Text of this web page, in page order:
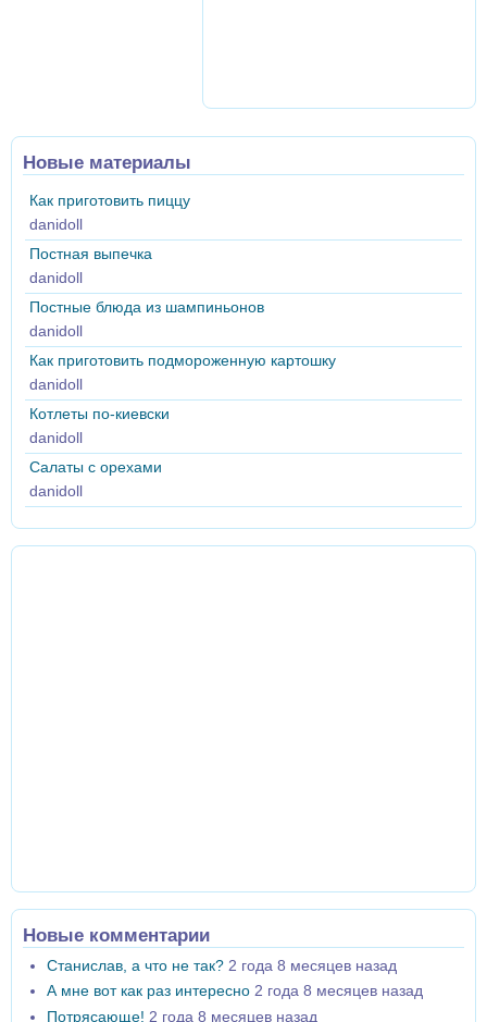
Новые материалы
Как приготовить пиццу
danidoll
Постная выпечка
danidoll
Постные блюда из шампиньонов
danidoll
Как приготовить подмороженную картошку
danidoll
Котлеты по-киевски
danidoll
Салаты с орехами
danidoll
Новые комментарии
Станислав, а что не так? 2 года 8 месяцев назад
А мне вот как раз интересно 2 года 8 месяцев назад
Потрясающе! 2 года 8 месяцев назад